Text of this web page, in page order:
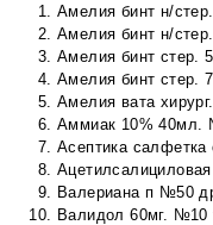
Амелия бинт н/
Амелия бинт н/
Амелия бинт стер.
Амелия бинт стер.
Амелия вата
Аммиак 10% 40мл.
Асептика
Валериана п №50
Валидол 60мг. №10